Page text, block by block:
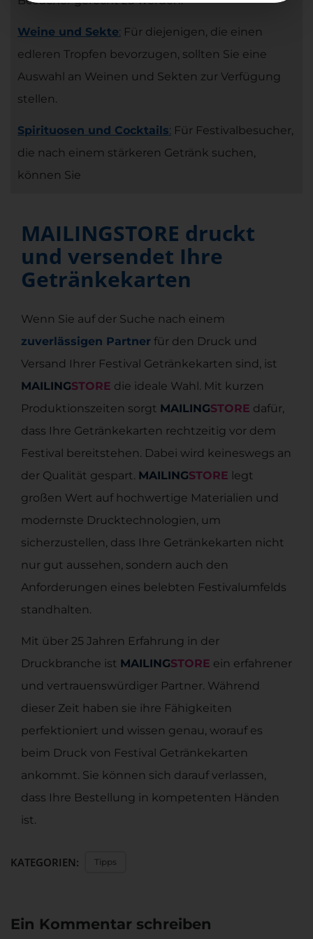
Weine und Sekte: Für diejenigen, die einen
edleren Tropfen bevorzugen, sollten Sie eine
Auswahl an Weinen und Sekten zur Verfügung
stellen.
Spirituosen und Cocktails: Für Festivalbesucher,
die nach einem stärkeren Getränk suchen,
können Sie
MAILINGSTORE druckt
und versendet Ihre
Getränkekarten
Wenn Sie auf der Suche nach einem
zuverlässigen Partner für den Druck und
Versand Ihrer Festival Getränkekarten sind, ist
MAILINGSTORE die ideale Wahl. Mit kurzen
Produktionszeiten sorgt MAILINGSTORE dafür,
dass Ihre Getränkekarten rechtzeitig vor dem
Festival bereitstehen. Dabei wird keineswegs an
der Qualität gespart. MAILINGSTORE legt
großen Wert auf hochwertige Materialien und
modernste Drucktechnologien, um
sicherzustellen, dass Ihre Getränkekarten nicht
nur gut aussehen, sondern auch den
Anforderungen eines belebten Festivalumfelds
standhalten.
Mit über 25 Jahren Erfahrung in der
Druckbranche ist MAILINGSTORE ein erfahrener
und vertrauenswürdiger Partner. Während
dieser Zeit haben sie ihre Fähigkeiten
perfektioniert und wissen genau, worauf es
beim Druck von Festival Getränkekarten
ankommt. Sie können sich darauf verlassen,
dass Ihre Bestellung in kompetenten Händen
ist.
KATEGORIEN: Tipps
Ein Kommentar schreiben